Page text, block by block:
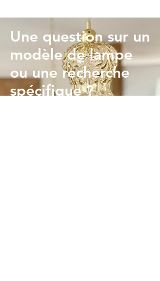
Une question sur un
modèle de lampe
ou une recherche
spécifique ?